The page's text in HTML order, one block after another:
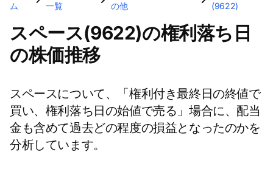
ム
一覧
の他
(9622)
スペース(9622)の権利落ち日
の株価推移
スペースについて、「権利付き最終日の終値で
買い、権利落ち日の始値で売る」場合に、配当
金も含めて過去どの程度の損益となったのかを
分析しています。